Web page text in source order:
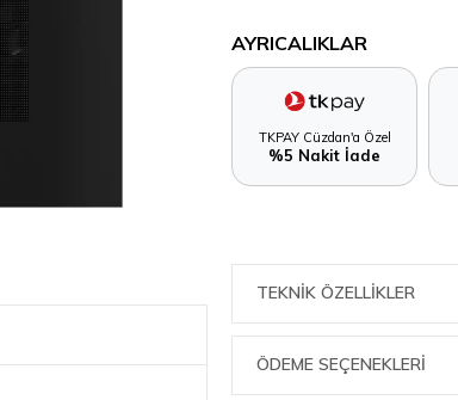
AYRICALIKLAR
TKPAY Cüzdan'a Özel
%5 Nakit İade
TEKNIK ÖZELLIKLER
ÖDEME SEÇENEKLERI